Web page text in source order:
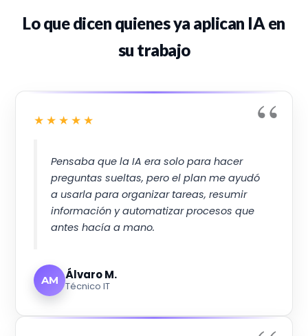
Lo que dicen quienes ya aplican IA en
su trabajo
★★★★★
Pensaba que la IA era solo para hacer
preguntas sueltas, pero el plan me ayudó
a usarla para organizar tareas, resumir
información y automatizar procesos que
antes hacía a mano.
AM Álvaro M.
Técnico IT